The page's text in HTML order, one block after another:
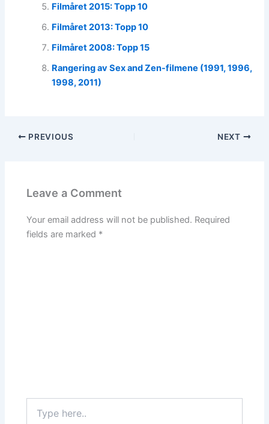
Filmåret 2015: Topp 10
Filmåret 2013: Topp 10
Filmåret 2008: Topp 15
Rangering av Sex and Zen-filmene (1991, 1996,
1998, 2011)
PREVIOUS NEXT
Leave a Comment
Your email address will not be published. Required
fields are marked *
here..